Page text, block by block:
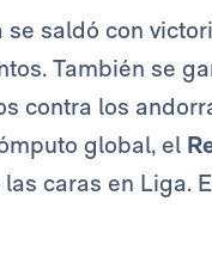
saldó con
También se
contra los
global, el
caras en Liga.